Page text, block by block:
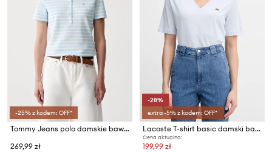
-25% z kodem: OFF*
Tommy Jeans polo damskie bawełniane
269,99 zł
-28%
extra -5% z kodem: OFF*
Lacoste T-shirt basic damski bawełniany
Cena aktualna:
199,99 zł